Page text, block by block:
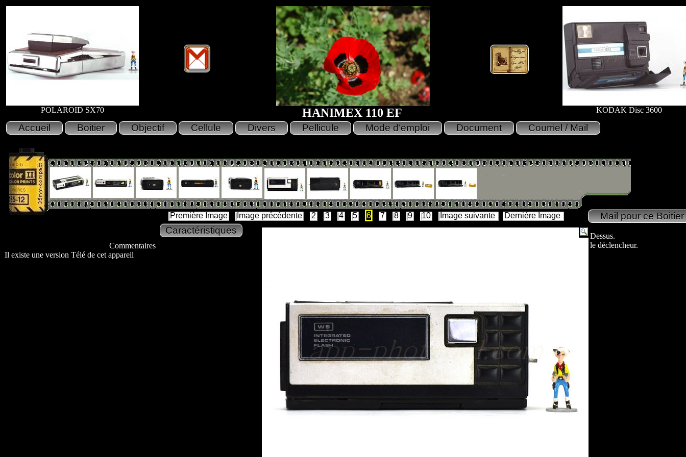
POLAROID SX70 KODAK Disc 3600
HANIMEX 110 EF
Première Image Image précédente 2 3 4 5 6 7 8 9 10 Image suivante Derniére Image
Commentaires
Il existe une version Télé de cet appareil
Dessus.
le déclencheur.